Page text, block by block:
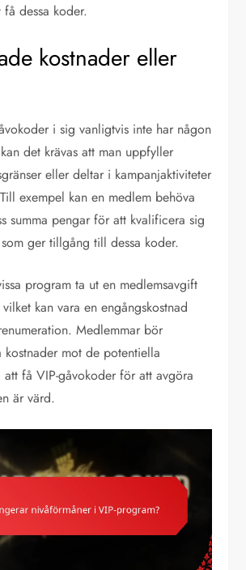
få dessa koder.
kostnader eller
i sig vanligtvis inte har någon
det krävas att man uppfyller
eller deltar i kampanjaktiviteter
exempel kan en medlem behöva
summa pengar för att kvalificera sig
ger tillgång till dessa koder.
program ta ut en medlemsavgift
kan vara en engångskostnad
Medlemmar bör
kostnader mot de potentiella
få VIP-gåvokoder för att avgöra
är värd.